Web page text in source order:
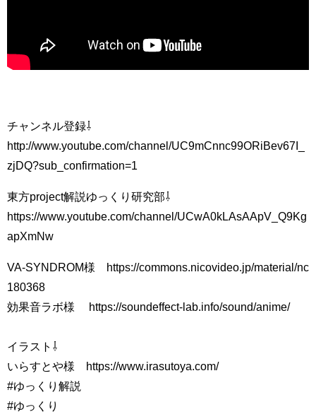
チャンネル登録⇩
http://www.youtube.com/channel/UC9mCnnc99ORiBev67I_
zjDQ?sub_confirmation=1
東方project解説ゆっくり研究部⇩
https://www.youtube.com/channel/UCwA0kLAsAApV_Q9Kg
apXmNw
VA-SYNDROM様 https://commons.nicovideo.jp/material/nc
180368
効果音ラボ様 https://soundeffect-lab.info/sound/anime/
イラスト⇩
いらすとや様 https://www.irasutoya.com/
#ゆっくり解説
#ゆっくり